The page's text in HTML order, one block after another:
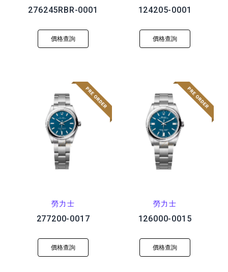
276245RBR-0001
價格查詢
124205-0001
價格查詢
勞力士
277200-0017
價格查詢
勞力士
126000-0015
價格查詢